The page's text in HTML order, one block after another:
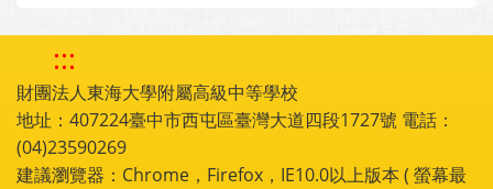
:::
財團法人東海大學附屬高級中等學校
地址：407224臺中市西屯區臺灣大道四段1727號 電話：
(04)23590269
建議瀏覽器：Chrome，Firefox，IE10.0以上版本 ( 螢幕最